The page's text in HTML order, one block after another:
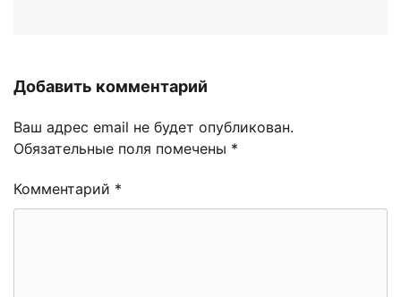
Добавить комментарий
Ваш адрес email не будет опубликован.
Обязательные поля помечены *
Комментарий *